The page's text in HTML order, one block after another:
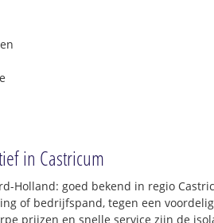
in Castricum
Holland: goed bekend in regio
of bedrijfspand, tegen een
prijzen en snelle service zijn de